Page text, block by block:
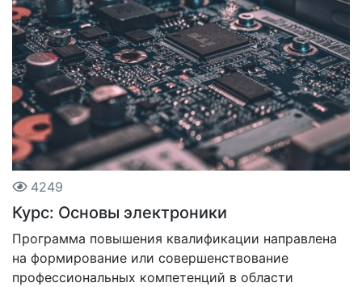
4249
Курс: Основы электроники
Программа повышения квалификации направлена
на формирование или совершенствование
профессиональных компетенций в области